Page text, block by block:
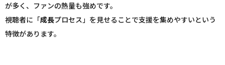
が多く、ファンの熱量も強めです。
視聴者に「成長プロセス」を見せることで支援を集めやすいという
特徴があります。